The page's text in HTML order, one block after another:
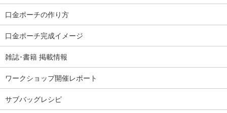
口金ポーチの作り方
口金ポーチ完成イメージ
雑誌･書籍 掲載情報
ワークショップ開催レポート
サブバッグレシピ